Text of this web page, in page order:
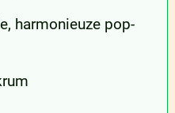
harmonieuze pop-